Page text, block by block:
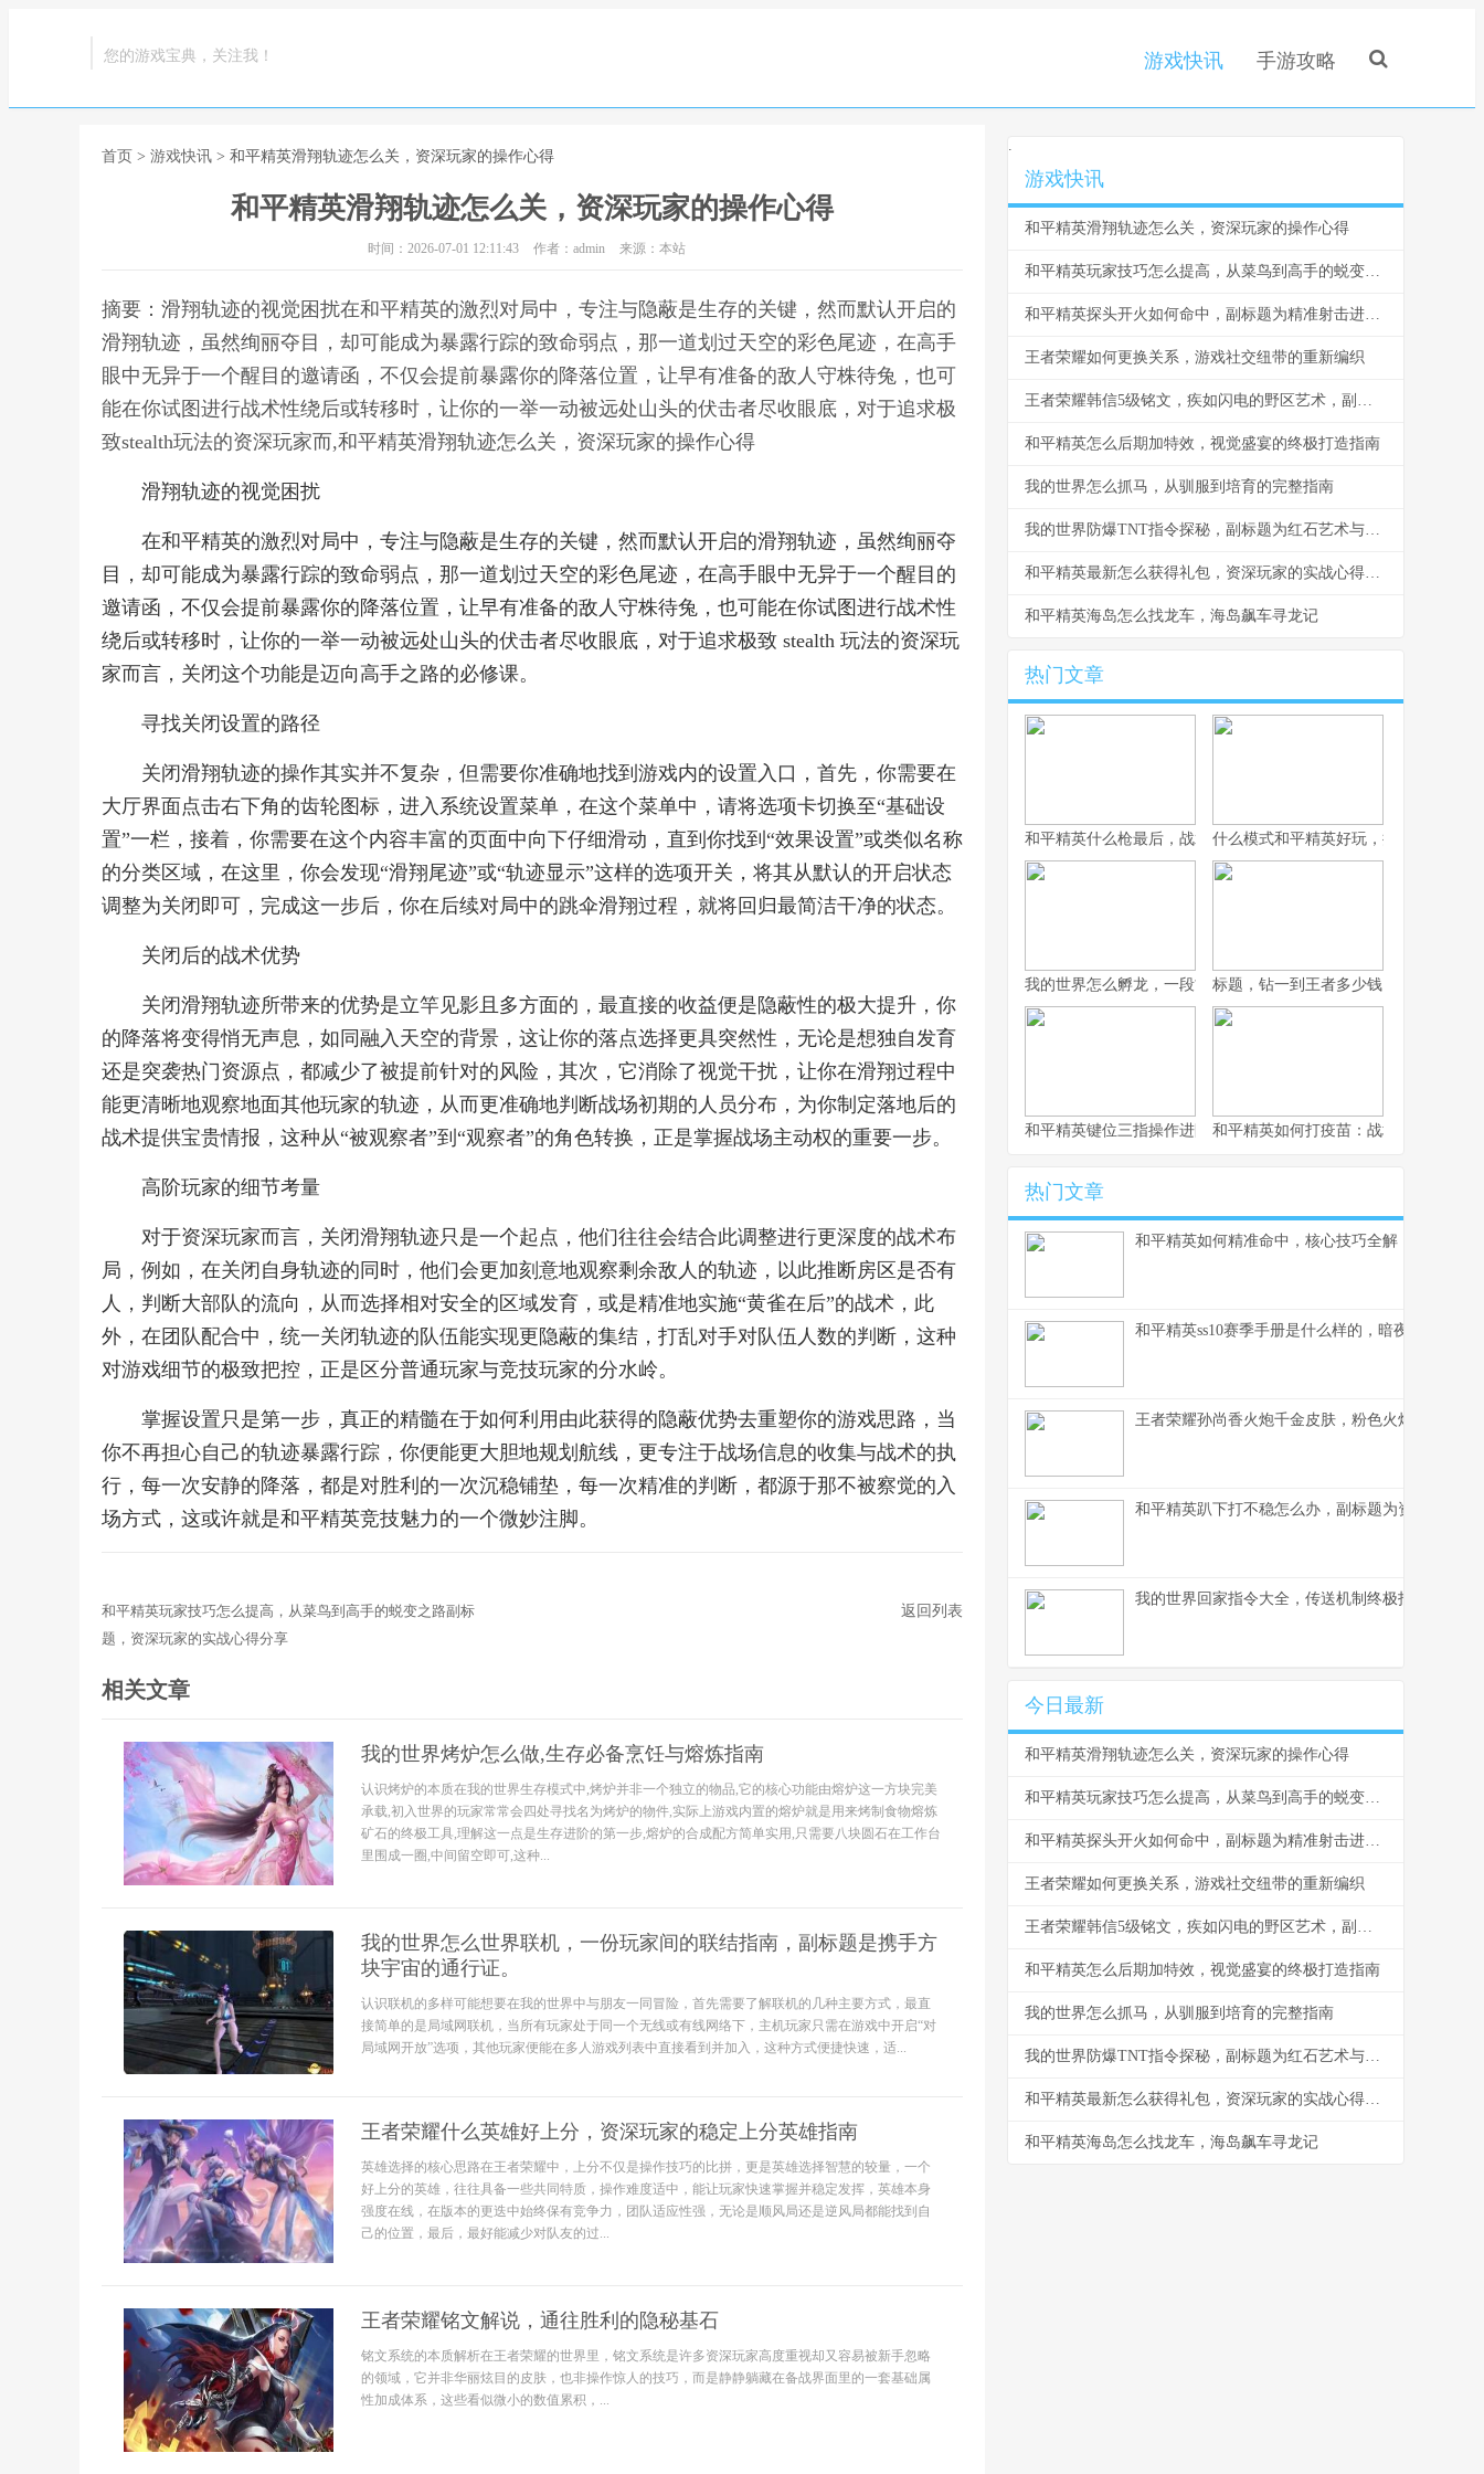
您的游戏宝典，关注我！ 游戏快讯 手游攻略
首页 > 游戏快讯 > 和平精英滑翔轨迹怎么关，资深玩家的操作心得
和平精英滑翔轨迹怎么关，资深玩家的操作心得
时间：2026-07-01 12:11:43 作者：admin 来源：本站
摘要：滑翔轨迹的视觉困扰在和平精英的激烈对局中，专注与隐蔽是生存的关键，然而默认开启的
滑翔轨迹，虽然绚丽夺目，却可能成为暴露行踪的致命弱点，那一道划过天空的彩色尾迹，在高手
眼中无异于一个醒目的邀请函，不仅会提前暴露你的降落位置，让早有准备的敌人守株待兔，也可
能在你试图进行战术性绕后或转移时，让你的一举一动被远处山头的伏击者尽收眼底，对于追求极
致stealth玩法的资深玩家而,和平精英滑翔轨迹怎么关，资深玩家的操作心得
滑翔轨迹的视觉困扰
在和平精英的激烈对局中，专注与隐蔽是生存的关键，然而默认开启的滑翔轨迹，虽然绚丽夺
目，却可能成为暴露行踪的致命弱点，那一道划过天空的彩色尾迹，在高手眼中无异于一个醒目的
邀请函，不仅会提前暴露你的降落位置，让早有准备的敌人守株待兔，也可能在你试图进行战术性
绕后或转移时，让你的一举一动被远处山头的伏击者尽收眼底，对于追求极致 stealth 玩法的资深玩
家而言，关闭这个功能是迈向高手之路的必修课。
寻找关闭设置的路径
关闭滑翔轨迹的操作其实并不复杂，但需要你准确地找到游戏内的设置入口，首先，你需要在
大厅界面点击右下角的齿轮图标，进入系统设置菜单，在这个菜单中，请将选项卡切换至“基础设
置”一栏，接着，你需要在这个内容丰富的页面中向下仔细滑动，直到你找到“效果设置”或类似名称
的分类区域，在这里，你会发现“滑翔尾迹”或“轨迹显示”这样的选项开关，将其从默认的开启状态
调整为关闭即可，完成这一步后，你在后续对局中的跳伞滑翔过程，就将回归最简洁干净的状态。
关闭后的战术优势
关闭滑翔轨迹所带来的优势是立竿见影且多方面的，最直接的收益便是隐蔽性的极大提升，你
的降落将变得悄无声息，如同融入天空的背景，这让你的落点选择更具突然性，无论是想独自发育
还是突袭热门资源点，都减少了被提前针对的风险，其次，它消除了视觉干扰，让你在滑翔过程中
能更清晰地观察地面其他玩家的轨迹，从而更准确地判断战场初期的人员分布，为你制定落地后的
战术提供宝贵情报，这种从“被观察者”到“观察者”的角色转换，正是掌握战场主动权的重要一步。
高阶玩家的细节考量
对于资深玩家而言，关闭滑翔轨迹只是一个起点，他们往往会结合此调整进行更深度的战术布
局，例如，在关闭自身轨迹的同时，他们会更加刻意地观察剩余敌人的轨迹，以此推断房区是否有
人，判断大部队的流向，从而选择相对安全的区域发育，或是精准地实施“黄雀在后”的战术，此
外，在团队配合中，统一关闭轨迹的队伍能实现更隐蔽的集结，打乱对手对队伍人数的判断，这种
对游戏细节的极致把控，正是区分普通玩家与竞技玩家的分水岭。
掌握设置只是第一步，真正的精髓在于如何利用由此获得的隐蔽优势去重塑你的游戏思路，当
你不再担心自己的轨迹暴露行踪，你便能更大胆地规划航线，更专注于战场信息的收集与战术的执
行，每一次安静的降落，都是对胜利的一次沉稳铺垫，每一次精准的判断，都源于那不被察觉的入
场方式，这或许就是和平精英竞技魅力的一个微妙注脚。
和平精英玩家技巧怎么提高，从菜鸟到高手的蜕变之路副标
题，资深玩家的实战心得分享
返回列表
相关文章
我的世界烤炉怎么做,生存必备烹饪与熔炼指南
认识烤炉的本质在我的世界生存模式中,烤炉并非一个独立的物品,它的核心功能由熔炉这一方块完美
承载,初入世界的玩家常常会四处寻找名为烤炉的物件,实际上游戏内置的熔炉就是用来烤制食物熔炼
矿石的终极工具,理解这一点是生存进阶的第一步,熔炉的合成配方简单实用,只需要八块圆石在工作台
里围成一圈,中间留空即可,这种...
我的世界怎么世界联机，一份玩家间的联结指南，副标题是携手方
块宇宙的通行证。
认识联机的多样可能想要在我的世界中与朋友一同冒险，首先需要了解联机的几种主要方式，最直
接简单的是局域网联机，当所有玩家处于同一个无线或有线网络下，主机玩家只需在游戏中开启“对
局域网开放”选项，其他玩家便能在多人游戏列表中直接看到并加入，这种方式便捷快速，适...
王者荣耀什么英雄好上分，资深玩家的稳定上分英雄指南
英雄选择的核心思路在王者荣耀中，上分不仅是操作技巧的比拼，更是英雄选择智慧的较量，一个
好上分的英雄，往往具备一些共同特质，操作难度适中，能让玩家快速掌握并稳定发挥，英雄本身
强度在线，在版本的更迭中始终保有竞争力，团队适应性强，无论是顺风局还是逆风局都能找到自
己的位置，最后，最好能减少对队友的过...
王者荣耀铭文解说，通往胜利的隐秘基石
铭文系统的本质解析在王者荣耀的世界里，铭文系统是许多资深玩家高度重视却又容易被新手忽略
的领域，它并非华丽炫目的皮肤，也非操作惊人的技巧，而是静静躺藏在备战界面里的一套基础属
性加成体系，这些看似微小的数值累积，...
.
游戏快讯
和平精英滑翔轨迹怎么关，资深玩家的操作心得
和平精英玩家技巧怎么提高，从菜鸟到高手的蜕变之路副标题，资深玩家的实战心得分享
和平精英探头开火如何命中，副标题为精准射击进阶之道
王者荣耀如何更换关系，游戏社交纽带的重新编织
王者荣耀韩信5级铭文，疾如闪电的野区艺术，副标题，铭文搭配与实战节奏解析
和平精英怎么后期加特效，视觉盛宴的终极打造指南
我的世界怎么抓马，从驯服到培育的完整指南
我的世界防爆TNT指令探秘，副标题为红石艺术与安全法则
和平精英最新怎么获得礼包，资深玩家的实战心得分享
和平精英海岛怎么找龙车，海岛飙车寻龙记
热门文章
和平精英什么枪最后，战术博弈与心理博弈的终极考验
什么模式和平精英好玩，探寻战术竞技
我的世界怎么孵龙，一段古老传说的复苏之旅标题，钻一到王者多少钱，一场段位攀
和平精英键位三指操作进阶指南，从入门到精通的战场掌控术
和平精英如何打疫苗：战场生存的免疫
热门文章
和平精英如何精准命中，核心技巧全解，副标题，
和平精英ss10赛季手册是什么样的，暗夜锋芒的战
王者荣耀孙尚香火炮千金皮肤，粉色火炮的战场华
和平精英趴下打不稳怎么办，副标题为资深玩家教
我的世界回家指令大全，传送机制终极指南
今日最新
和平精英滑翔轨迹怎么关，资深玩家的操作心得
和平精英玩家技巧怎么提高，从菜鸟到高手的蜕变之路副标题，资深玩家的实战心得分享
和平精英探头开火如何命中，副标题为精准射击进阶之道
王者荣耀如何更换关系，游戏社交纽带的重新编织
王者荣耀韩信5级铭文，疾如闪电的野区艺术，副标题，铭文搭配与实战节奏解析
和平精英怎么后期加特效，视觉盛宴的终极打造指南
我的世界怎么抓马，从驯服到培育的完整指南
我的世界防爆TNT指令探秘，副标题为红石艺术与安全法则
和平精英最新怎么获得礼包，资深玩家的实战心得分享
和平精英海岛怎么找龙车，海岛飙车寻龙记